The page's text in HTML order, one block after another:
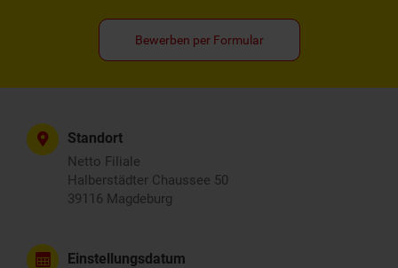
Bewerben per Formular
Standort
Netto Filiale
Halberstädter Chaussee 50
39116 Magdeburg
Einstellungsdatum